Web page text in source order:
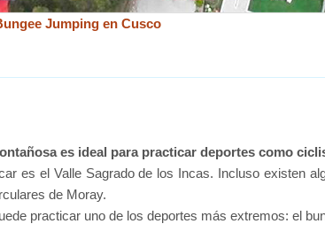
Jumping en Cusco
es ideal para practicar deportes como
es el Valle Sagrado de los Incas. Incluso existen
de Moray.
practicar uno de los deportes más extremos: el